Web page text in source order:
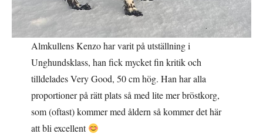
Almkullens Kenzo har varit på utställning i
Unghundsklass, han fick mycket fin kritik och
tilldelades Very Good, 50 cm hög. Han har alla
proportioner på rätt plats så med lite mer bröstkorg,
som (oftast) kommer med åldern så kommer det här
att bli excellent